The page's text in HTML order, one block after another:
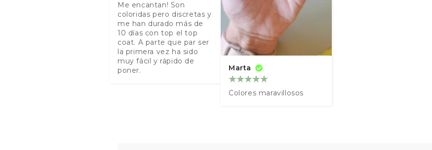
Me encantan! Son
coloridas pero discretas y
me han durado más de
10 días con top el top
coat. A parte que par ser
la primera vez ha sido
muy fácil y rápido de
poner.
Marta
Colores maravillosos